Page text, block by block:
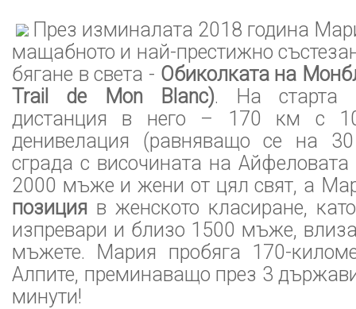
През изминалата 2018 година
мащабното и най-престижно
бягане в света - Обиколката на
Trail de Mon Blanc). На старта
дистанция в него – 170 км с
денивелация (равняващо се на
сграда с височината на Айфеловата
2000 мъже и жени от цял свят, а
позиция в женското класиране,
изпревари и близо 1500 мъже,
мъжете. Мария пробяга 170-
Алпите, преминаващо през 3
минути!